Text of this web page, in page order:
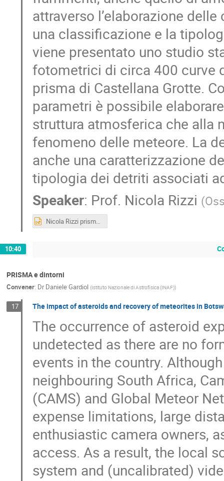
attraverso l’elaborazione
una classificazione e la
viene presentato uno studio
fotometrici di circa 400 curve
prisma di Castellana Grotte.
parametri è possibile
struttura atmosferica che alla
fenomeno delle meteore. La
anche una caratterizzazione
tipologia dei detriti associati
Speaker: Prof. Nicola Rizzi (
Nicola Rizzi prisma day teramo 7-8 novembre 2025.pptx
10:40
PRISMA e dintorni
Convener: Dr Daniele Gardiol (Istituto Nazionale di Astrofisica (INAF))
17 The impact of asteroids and recovery of meteorites in
The occurrence of asteroid
undetected as there are no
events in the country.
neighbouring South Africa,
(CAMS) and Global Meteor
expense limitations, large
enthusiastic camera owners,
access. As a result, the local
system and (uncalibrated)